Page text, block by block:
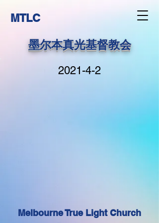
MTLC
墨尔本真光基督教会
2021-4-2
Melbourne True Light Church